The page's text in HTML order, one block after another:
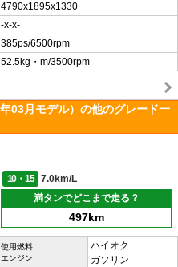
4790x1895x1330
-x-x-
385ps/6500rpm
52.5kg・m/3500rpm
03月モデル）の他のグレード一
10・15
7.0km/L
満タンでどこまで走る？
497km
使用燃料
エンジン
ハイオク
ガソリン